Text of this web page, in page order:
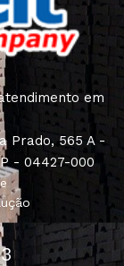
em
Prado, 565 A -
- 04427-000